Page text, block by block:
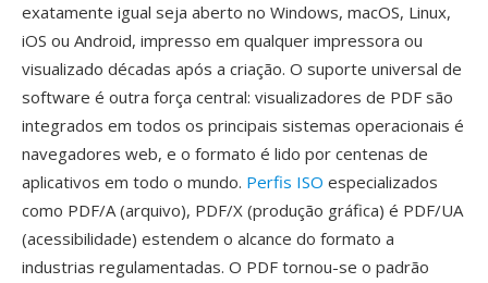
exatamente igual seja aberto no Windows, macOS, Linux,
iOS ou Android, impresso em qualquer impressora ou
visualizado décadas após a criação. O suporte universal de
software é outra força central: visualizadores de PDF são
integrados em todos os principais sistemas operacionais é
navegadores web, e o formato é lido por centenas de
aplicativos em todo o mundo. Perfis ISO especializados
como PDF/A (arquivo), PDF/X (produção gráfica) é PDF/UA
(acessibilidade) estendem o alcance do formato a
industrias regulamentadas. O PDF tornou-se o padrão